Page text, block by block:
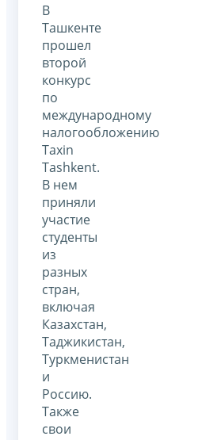
В
Ташкенте
прошел
второй
конкурс
по
международному
налогообложению
Taxin
Tashkent.
В нем
приняли
участие
студенты
из
разных
стран,
включая
Казахстан,
Таджикистан,
Туркменистан
и
Россию.
Также
свои